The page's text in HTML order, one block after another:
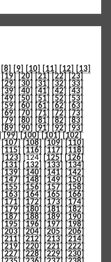
[8] [9] [10] [11] [12]
[13]
[19] [20] [21] [22] [23]
[29] [30] [31] [32] [33]
[39] [40] [41] [42] [43]
[49] [50] [51] [52] [53]
[59] [60] [61] [62] [63]
[69] [70] [71] [72] [73]
[79] [80] [81] [82] [83]
[89] [90] [91] [92] [93]
[99] [100] [101] [102]
[107] [108] [109] [110]
[115] [116] [117] [118]
[123] [124] [125] [126]
[131] [132] [133] [134]
[139] [140] [141] [142]
[147] [148] [149] [150]
[155] [156] [157] [158]
[163] [164] [165] [166]
[171] [172] [173] [174]
[179] [180] [181] [182]
[187] [188] [189] [190]
[195] [196] [197] [198]
[203] [204] [205] [206]
[211] [212] [213] [214]
[219] [220] [221] [222]
[227] [228] [229] [230]